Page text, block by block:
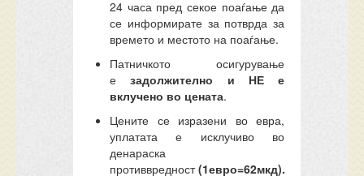
24 часа пред секое поаѓање да
се информирате за потврда за
времето и местото на поаѓање.
Патничкото осигурување
езадолжително и НЕ е
вклучено во цената.
Цените се изразени во евра,
уплатата е исклучиво во
денараска
противвредност(1евро=62мкд).